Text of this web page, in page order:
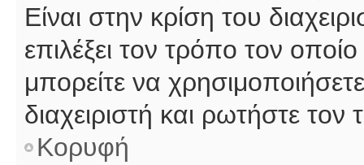
Είναι στην κρίση του
επιλέξει τον τρόπο τον
μπορείτε να
διαχειριστή και ρωτήστε τον
Κορυφή